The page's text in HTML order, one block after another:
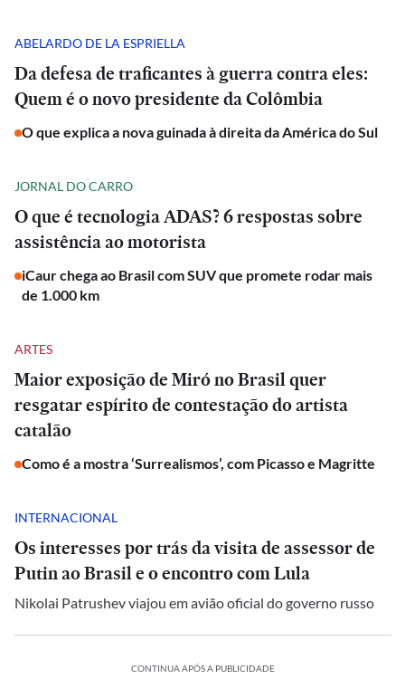
ABELARDO DE LA ESPRIELLA
Da defesa de traficantes à guerra contra eles:
Quem é o novo presidente da Colômbia
O que explica a nova guinada à direita da América do Sul
JORNAL DO CARRO
O que é tecnologia ADAS? 6 respostas sobre
assistência ao motorista
iCaur chega ao Brasil com SUV que promete rodar mais
de 1.000 km
ARTES
Maior exposição de Miró no Brasil quer
resgatar espírito de contestação do artista
catalão
Como é a mostra ‘Surrealismos’, com Picasso e Magritte
INTERNACIONAL
Os interesses por trás da visita de assessor de
Putin ao Brasil e o encontro com Lula
Nikolai Patrushev viajou em avião oficial do governo russo
CONTINUA APÓS A PUBLICIDADE